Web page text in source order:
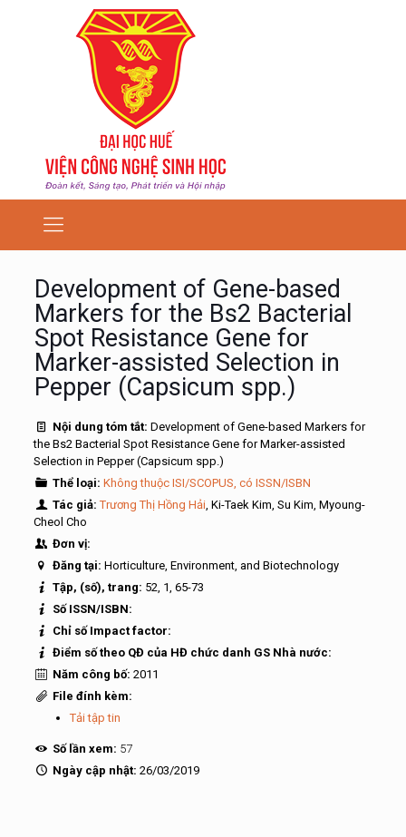
Development of Gene-based
Markers for the Bs2 Bacterial
Spot Resistance Gene for
Marker-assisted Selection in
Pepper (Capsicum spp.)
Nội dung tóm tắt: Development of Gene-based Markers for
the Bs2 Bacterial Spot Resistance Gene for Marker-assisted
Selection in Pepper (Capsicum spp.)
Thể loại: Không thuộc ISI/SCOPUS, có ISSN/ISBN
Tác giả:Trương Thị Hồng Hải, Ki-Taek Kim, Su Kim, Myoung-
Cheol Cho
Đơn vị:
Đăng tại: Horticulture, Environment, and Biotechnology
Tập, (số), trang: 52, 1, 65-73
Số ISSN/ISBN:
Chỉ số Impact factor:
Điểm số theo QĐ của HĐ chức danh GS Nhà nước:
Năm công bố: 2011
File đính kèm:
Tải tập tin
Số lần xem: 57
Ngày cập nhật: 26/03/2019